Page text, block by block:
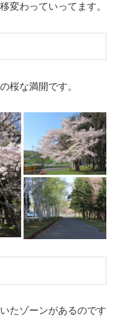
変わっていってます。
桜な満開です。
たゾーンがあるのです